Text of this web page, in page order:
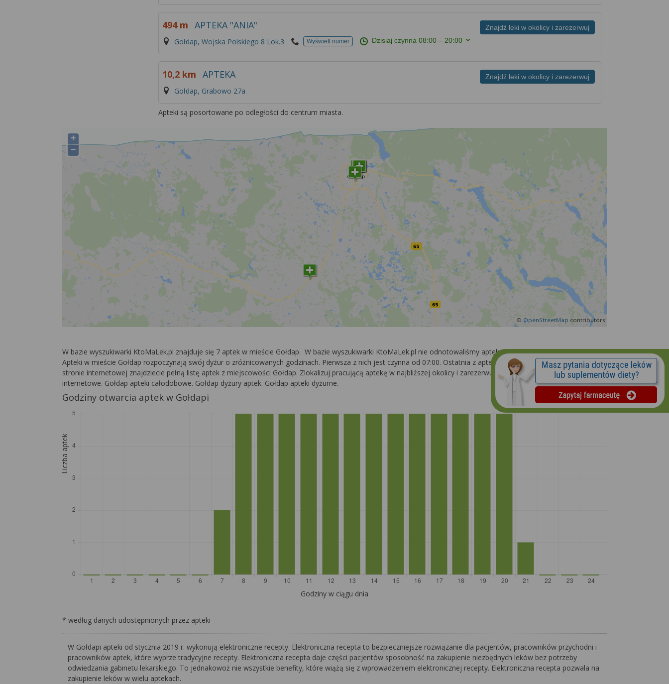
Znajdź leki w okolicy i zarezerwuj
494 m APTEKA "ANIA"
Gołdap, Wojska Polskiego 8 Lok.3 Wyświetl numer Dzisiaj czynna08:00 – 20:00
Znajdź leki w okolicy i zarezerwuj
10,2 km APTEKA
Gołdap, Grabowo 27a
Apteki są posortowane po odległości do centrum miasta.
+
−
©OpenStreetMap contributors
W bazie wyszukiwarki KtoMaLek.pl znajduje się 7 aptek w mieście Gołdap. W bazie wyszukiwarki KtoMaLek.pl nie odnotowaliśmy aptek całodobowych z miasta Gołdap.
Apteki w mieście Gołdap rozpoczynają swój dyżur o zróżnicowanych godzinach. Pierwsza z nich jest czynna od 07:00. Ostatnia z aptek zamyka się o 21:00. Na naszej
stronie internetowej znajdziecie pełną listę aptek z miejscowości Gołdap. Zlokalizuj pracującą aptekę w najbliższej okolicy i zarezerwuj poszukiwany lek. Gołdap apteki
internetowe. Gołdap apteki całodobowe. Gołdap dyżury aptek. Gołdap apteki dyżurne.
Godziny otwarcia aptek w Gołdapi
Liczba aptek
Godziny w ciągu dnia
* według danych udostępnionych przez apteki
W Gołdapi apteki od stycznia 2019 r. wykonują elektroniczne recepty. Elektroniczna recepta to bezpieczniejsze rozwiązanie dla pacjentów, pracowników przychodni i
pracowników aptek, które wyprze tradycyjne recepty. Elektroniczna recepta daje części pacjentów sposobność na zakupienie niezbędnych leków bez potrzeby
odwiedzania gabinetu lekarskiego. To jednakowoż nie wszystkie benefity, które wiążą się z wprowadzeniem elektronicznej recepty. Elektroniczna recepta pozwala na
zakupienie leków w wielu aptekach.